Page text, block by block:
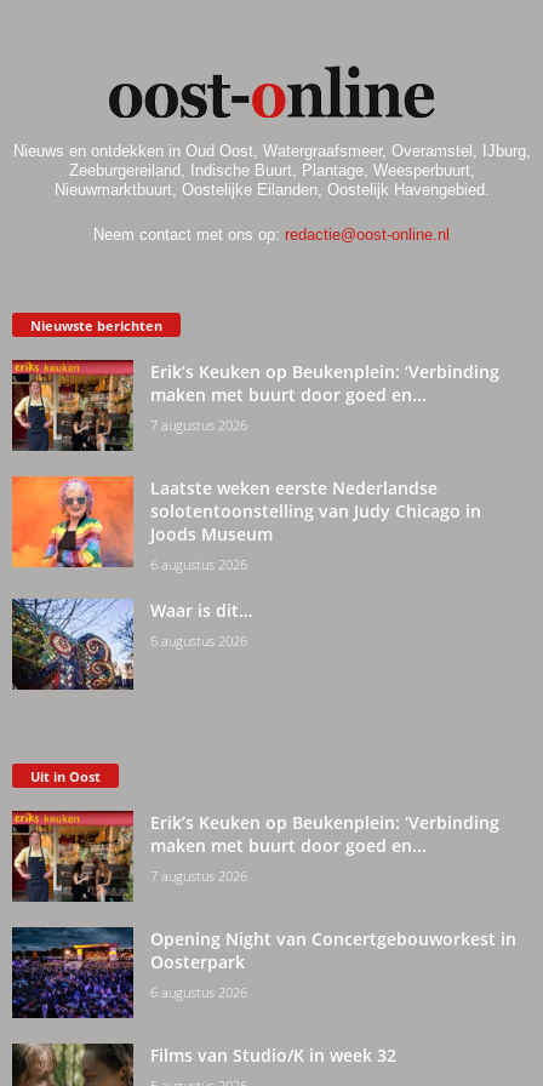
Nieuws en ontdekken in Oud Oost, Watergraafsmeer, Overamstel, IJburg,
Zeeburgereiland, Indische Buurt, Plantage, Weesperbuurt,
Nieuwmarktbuurt, Oostelijke Eilanden, Oostelijk Havengebied.
Neem contact met ons op: redactie@oost-online.nl
Nieuwste berichten
Erik’s Keuken op Beukenplein: ‘Verbinding
maken met buurt door goed en...
7 augustus 2026
Laatste weken eerste Nederlandse
solotentoonstelling van Judy Chicago in
Joods Museum
6 augustus 2026
Waar is dit…
6 augustus 2026
Uit in Oost
Erik’s Keuken op Beukenplein: ‘Verbinding
maken met buurt door goed en...
7 augustus 2026
Opening Night van Concertgebouworkest in
Oosterpark
6 augustus 2026
Films van Studio/K in week 32